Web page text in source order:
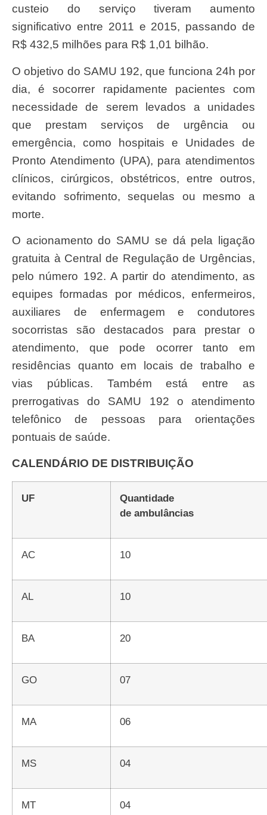
custeio do serviço tiveram aumento
significativo entre 2011 e 2015, passando de
R$ 432,5 milhões para R$ 1,01 bilhão.
O objetivo do SAMU 192, que funciona 24h por
dia, é socorrer rapidamente pacientes com
necessidade de serem levados a unidades
que prestam serviços de urgência ou
emergência, como hospitais e Unidades de
Pronto Atendimento (UPA), para atendimentos
clínicos, cirúrgicos, obstétricos, entre outros,
evitando sofrimento, sequelas ou mesmo a
morte.
O acionamento do SAMU se dá pela ligação
gratuita à Central de Regulação de Urgências,
pelo número 192. A partir do atendimento, as
equipes formadas por médicos, enfermeiros,
auxiliares de enfermagem e condutores
socorristas são destacados para prestar o
atendimento, que pode ocorrer tanto em
residências quanto em locais de trabalho e
vias públicas. Também está entre as
prerrogativas do SAMU 192 o atendimento
telefônico de pessoas para orientações
pontuais de saúde.
CALENDÁRIO DE DISTRIBUIÇÃO
UF
Quantidade
de ambulâncias
AC 10
AL 10
BA 20
GO 07
MA 06
MS 04
MT 04